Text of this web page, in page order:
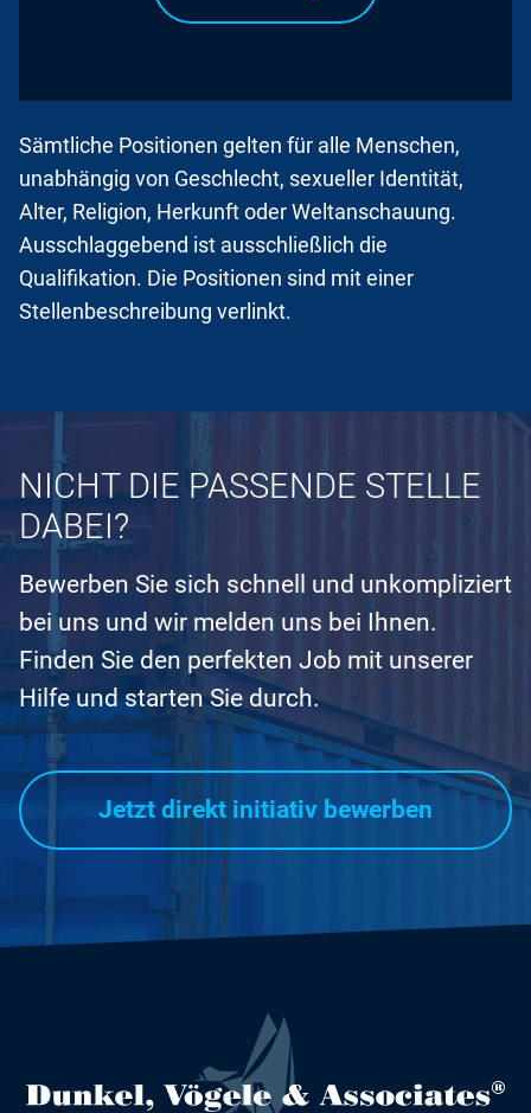
Sämtliche Positionen gelten für alle Menschen,
unabhängig von Geschlecht, sexueller Identität,
Alter, Religion, Herkunft oder Weltanschauung.
Ausschlaggebend ist ausschließlich die
Qualifikation. Die Positionen sind mit einer
Stellenbeschreibung verlinkt.
NICHT DIE PASSENDE STELLE
DABEI?
Bewerben Sie sich schnell und unkompliziert
bei uns und wir melden uns bei Ihnen.
Finden Sie den perfekten Job mit unserer
Hilfe und starten Sie durch.
Jetzt direkt initiativ bewerben